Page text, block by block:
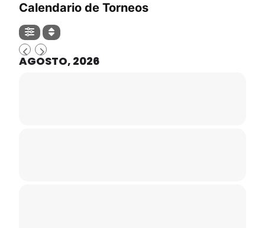
Calendario de Torneos
AGOSTO, 2026